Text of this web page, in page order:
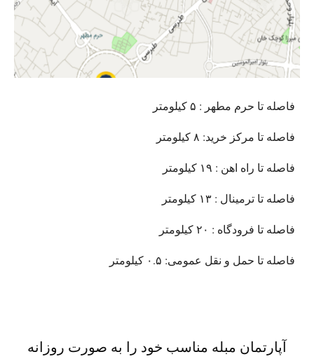
فاصله تا حرم مطهر : ۵ کیلومتر
فاصله تا مرکز خرید: ۸ کیلومتر
فاصله تا راه اهن : ۱۹ کیلومتر
فاصله تا ترمینال : ۱۳ کیلومتر
فاصله تا فرودگاه : ۲۰ کیلومتر
فاصله تا حمل و نقل عمومی: ۰.۵ کیلومتر
آپارتمان مبله مناسب خود را به صورت روزانه